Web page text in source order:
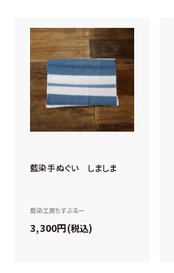
藍染手ぬぐい しましま
藍染工房ちずぶるー
3,300 税込